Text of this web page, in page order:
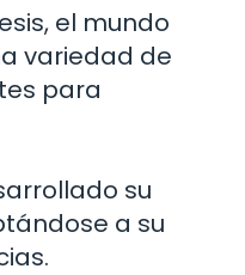
el mundo
variedad de
para
su
a su